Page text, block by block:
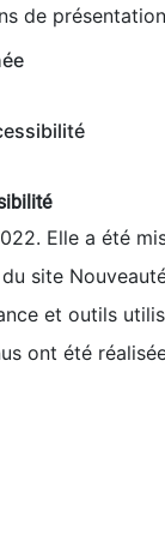
de
Elle a été
site
et outils
ont été